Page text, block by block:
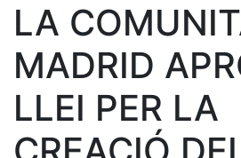
LA
MADRID
LLEI PER LA